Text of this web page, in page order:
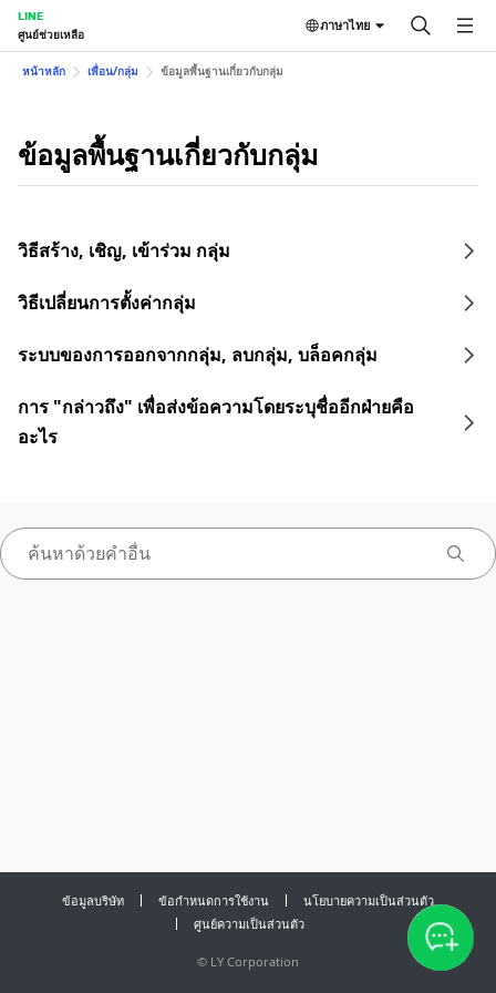
LINE
ศูนย์ช่วยเหลือ
ภาษาไทย
หน้าหลัก เพื่อน/กลุ่ม ข้อมูลพื้นฐานเกี่ยวกับกลุ่ม
ข้อมูลพื้นฐานเกี่ยวกับกลุ่ม
วิธีสร้าง, เชิญ, เข้าร่วม กลุ่ม
วิธีเปลี่ยนการตั้งค่ากลุ่ม
ระบบของการออกจากกลุ่ม, ลบกลุ่ม, บล็อคกลุ่ม
การ "กล่าวถึง" เพื่อส่งข้อความโดยระบุชื่ออีกฝ่ายคือ
อะไร
ข้อมูลบริษัท ข้อกำหนดการใช้งาน
นโยบายความเป็นส่วนตัว
ศูนย์ความเป็นส่วนตัว
© LY Corporation